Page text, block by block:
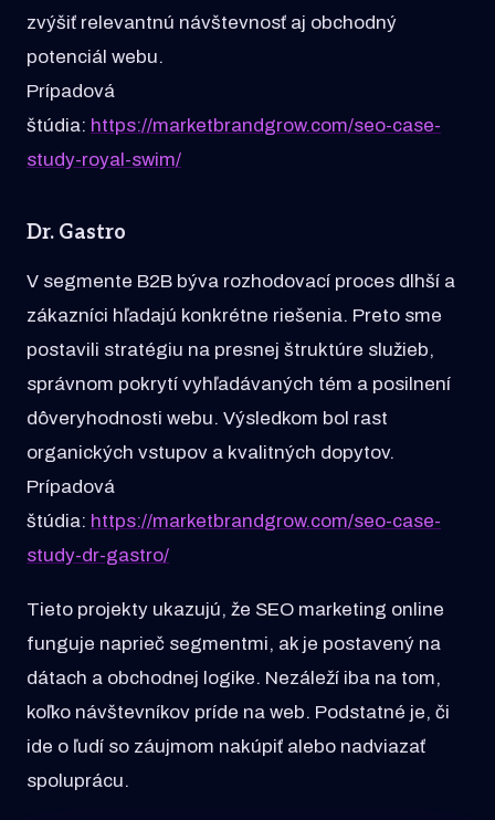
zvýšiť relevantnú návštevnosť aj obchodný
potenciál webu.
Prípadová
štúdia: https://marketbrandgrow.com/seo-case-
study-royal-swim/
Dr. Gastro
V segmente B2B býva rozhodovací proces dlhší a
zákazníci hľadajú konkrétne riešenia. Preto sme
postavili stratégiu na presnej štruktúre služieb,
správnom pokrytí vyhľadávaných tém a posilnení
dôveryhodnosti webu. Výsledkom bol rast
organických vstupov a kvalitných dopytov.
Prípadová
štúdia: https://marketbrandgrow.com/seo-case-
study-dr-gastro/
Tieto projekty ukazujú, že SEO marketing online
funguje naprieč segmentmi, ak je postavený na
dátach a obchodnej logike. Nezáleží iba na tom,
koľko návštevníkov príde na web. Podstatné je, či
ide o ľudí so záujmom nakúpiť alebo nadviazať
spoluprácu.